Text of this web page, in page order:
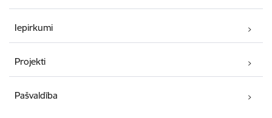
Iepirkumi
Projekti
Pašvaldība